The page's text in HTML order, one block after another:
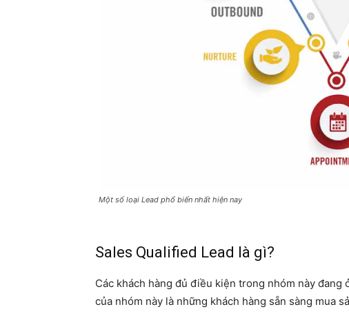
Một số loại Lead phổ biến nhất hiện nay
Sales Qualified Lead là gì?
Các khách hàng đủ điều kiện trong nhóm này đang
của nhóm này là những khách hàng sẵn sàng mua